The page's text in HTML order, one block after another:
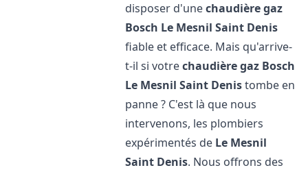
disposer d'unechaudière gaz
Bosch Le Mesnil Saint Denis
fiable et efficace. Mais qu'arrive-
t-il si votrechaudière gaz Bosch
Le Mesnil Saint Denistombe en
panne ? C'est là que nous
intervenons, les plombiers
expérimentés de Le Mesnil
Saint Denis. Nous offrons des